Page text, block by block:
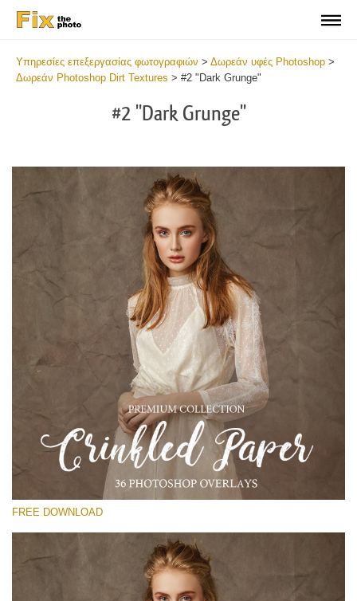
Υπηρεσίες επεξεργασίας φωτογραφιών > Δωρεάν υφές Photoshop >
Δωρεάν Photoshop Dirt Textures > #2 "Dark Grunge"
#2 "Dark Grunge"
Please select
Free Photoshop Overlay
Small 800*533px
Сrinkled Paper
(36 Overlays)
Entire Collection
FREE DOWNLOAD